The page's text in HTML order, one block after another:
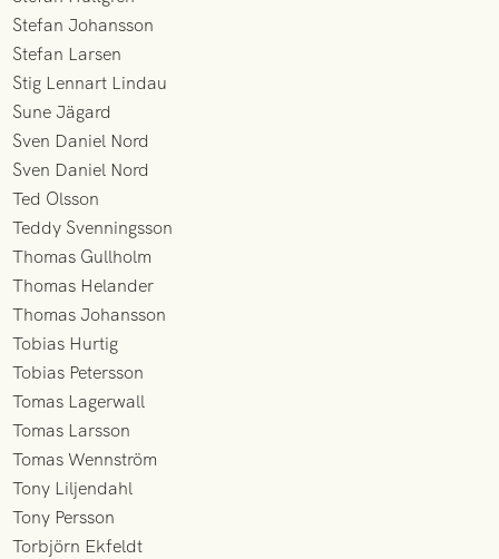
Stefan Johansson
Stefan Larsen
Stig Lennart Lindau
Sune Jägard
Sven Daniel Nord
Sven Daniel Nord
Ted Olsson
Teddy Svenningsson
Thomas Gullholm
Thomas Helander
Thomas Johansson
Tobias Hurtig
Tobias Petersson
Tomas Lagerwall
Tomas Larsson
Tomas Wennström
Tony Liljendahl
Tony Persson
Torbjörn Ekfeldt